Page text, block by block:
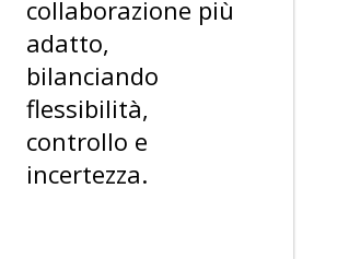
collaborazione più
adatto,
bilanciando
flessibilità,
controllo e
incertezza.